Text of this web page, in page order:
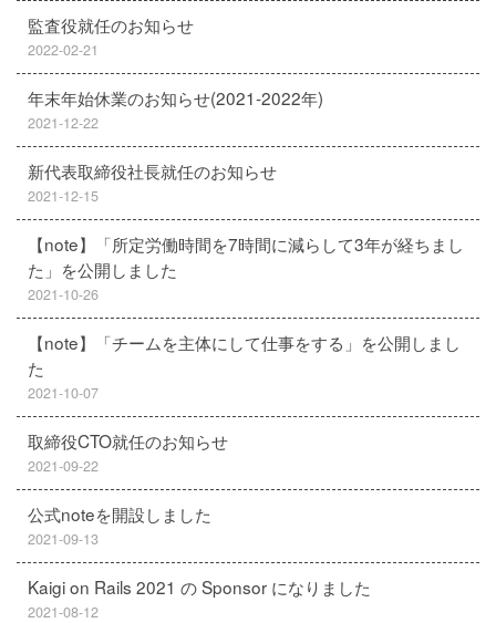
監査役就任のお知らせ
2022-02-21
年末年始休業のお知らせ(2021-2022年)
2021-12-22
新代表取締役社長就任のお知らせ
2021-12-15
【note】「所定労働時間を7時間に減らして3年が経ちまし
た」を公開しました
2021-10-26
【note】「チームを主体にして仕事をする」を公開しまし
た
2021-10-07
取締役CTO就任のお知らせ
2021-09-22
公式noteを開設しました
2021-09-13
Kaigi on Rails 2021 の Sponsor になりました
2021-08-12